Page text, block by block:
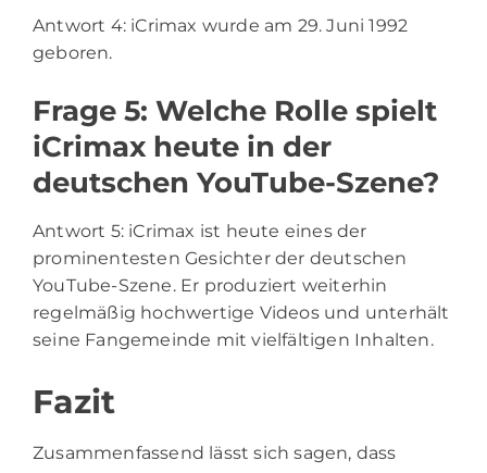
Antwort 4: iCrimax wurde am 29. Juni 1992
geboren.
Frage 5: Welche Rolle spielt
iCrimax heute in der
deutschen YouTube-Szene?
Antwort 5: iCrimax ist heute eines der
prominentesten Gesichter der deutschen
YouTube-Szene. Er produziert weiterhin
regelmäßig hochwertige Videos und unterhält
seine Fangemeinde mit vielfältigen Inhalten.
Fazit
Zusammenfassend lässt sich sagen, dass